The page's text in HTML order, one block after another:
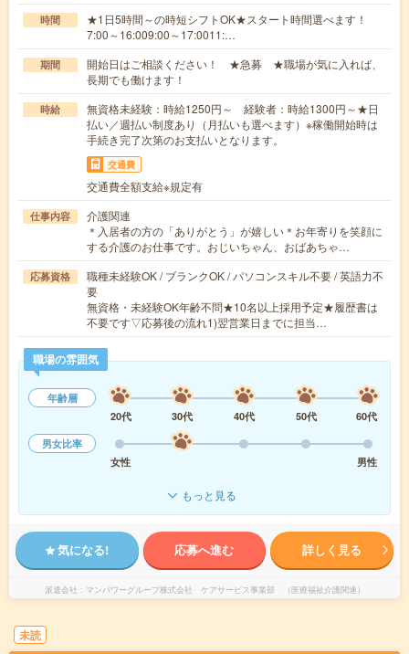
時間
★1日5時間～の時短シフトOK★スタート時間選べます！
7:00～16:009:00～17:0011:…
期間
開始日はご相談ください！ ★急募 ★職場が気に入れば、
長期でも働けます！
時給
無資格未経験：時給1250円～ 経験者：時給1300円～★日
払い／週払い制度あり（月払いも選べます）※稼働開始時は
手続き完了次第のお支払いとなります。
交通費
交通費全額支給※規定有
仕事内容
介護関連
＊入居者の方の「ありがとう」が嬉しい＊お年寄りを笑顔に
する介護のお仕事です。おじいちゃん、おばあちゃ…
応募資格
職種未経験OK / ブランクOK / パソコンスキル不要 / 英語力不
要
無資格・未経験OK年齢不問★10名以上採用予定★履歴書は
不要です▽応募後の流れ1)翌営業日までに担当…
職場の雰囲気
年齢層
20代
30代 40代 50代
60代
男女比率
女性
男性
もっと見る
気になる! 応募へ進む 詳しく見る
派遣会社 マンパワーグループ株式会社 ケアサービス事業部 （医療福祉介護関連）
未読